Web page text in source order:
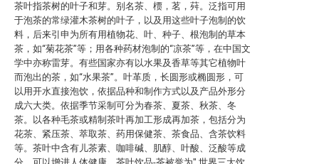
茶叶指茶树的叶子和芽。别名茶、槚，茗，荈。泛指可用
于泡茶的常绿灌木茶树的叶子，以及用这些叶子泡制的饮
料，后来引申为所有用植物花、叶、种子、根泡制的草本
茶，如“菊花茶”等；用各种药材泡制的“凉茶”等，在中国文
学中亦称雷芽。有些国家亦有以水果及香草等其它植物叶
而泡出的茶，如“水果茶”。叶革质，长圆形或椭圆形，可
以用开水直接泡饮，依据品种和制作方式以及产品外形分
成六大类。依据季节采制可分为春茶、夏茶、秋茶、冬
茶。以各种毛茶或精制茶叶再加工形成再加茶，包括分为
花茶、紧压茶、萃取茶、药用保健茶、茶食品、含茶饮料
等。茶叶中含有儿茶素、咖啡碱、肌醇、叶酸、泛酸等成